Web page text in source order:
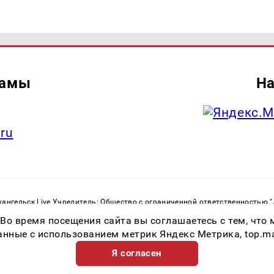
Live Учредитель: Общество с ограниченной
в сфере связи, информационных технологий и массовых
82533 от 21.01.2022
время посещения сайта вы соглашаетесь с тем,
с использованием метрик Яндекс Метрика,
Я согласен